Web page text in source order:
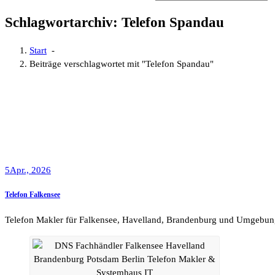
Schlagwortarchiv: Telefon Spandau
Start -
Beiträge verschlagwortet mit "Telefon Spandau"
5Apr., 2026
Telefon Falkensee
Telefon Makler für Falkensee, Havelland, Brandenburg und